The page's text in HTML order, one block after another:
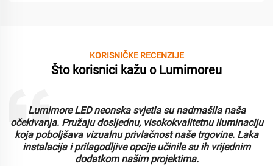
KORISNIČKE RECENZIJE
Što korisnici kažu o Lumimoreu
Lumimore LED neonska svjetla su nadmašila naša
očekivanja. Pružaju dosljednu, visokokvalitetnu iluminaciju
koja poboljšava vizualnu privlačnost naše trgovine. Laka
instalacija i prilagodljive opcije učinile su ih vrijednim
dodatkom našim projektima.